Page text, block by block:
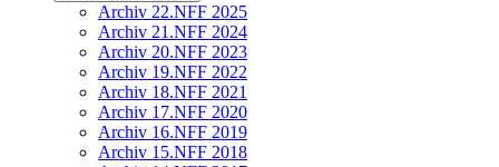
Archiv 22.NFF 2025
Archiv 21.NFF 2024
Archiv 20.NFF 2023
Archiv 19.NFF 2022
Archiv 18.NFF 2021
Archiv 17.NFF 2020
Archiv 16.NFF 2019
Archiv 15.NFF 2018